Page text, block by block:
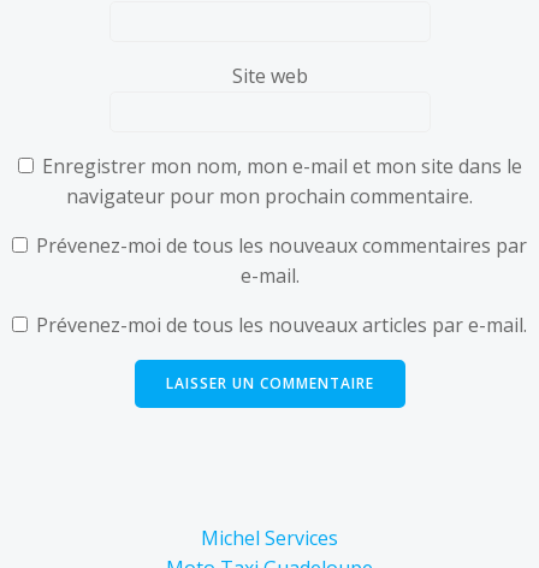
Site web
Enregistrer mon nom, mon e-mail et mon site dans le
navigateur pour mon prochain commentaire.
Prévenez-moi de tous les nouveaux commentaires par
e-mail.
Prévenez-moi de tous les nouveaux articles par e-mail.
Michel Services